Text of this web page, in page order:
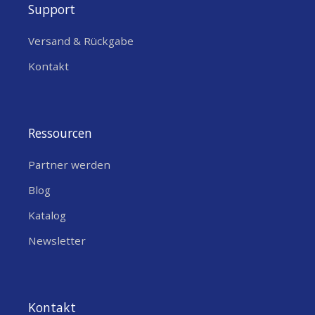
Support
Versand & Rückgabe
Kontakt
Ressourcen
Partner werden
Blog
Katalog
Newsletter
Kontakt